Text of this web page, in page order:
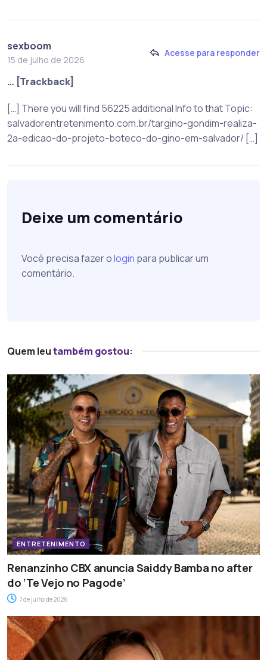
sexboom
15 de julho de 2026
Acesse para responder
… [Trackback]
[…] There you will find 56225 additional Info to that Topic:
salvadorentretenimento.com.br/targino-gondim-realiza-
2a-edicao-do-projeto-boteco-do-gino-em-salvador/ […]
Deixe um comentário
Você precisa fazer ologin para publicar um
comentário.
Quem leutambém gostou:
ENTRETENIMENTO
Renanzinho CBX anuncia Saiddy Bamba no after
do ‘Te Vejo no Pagode’
7 de julho de 2026